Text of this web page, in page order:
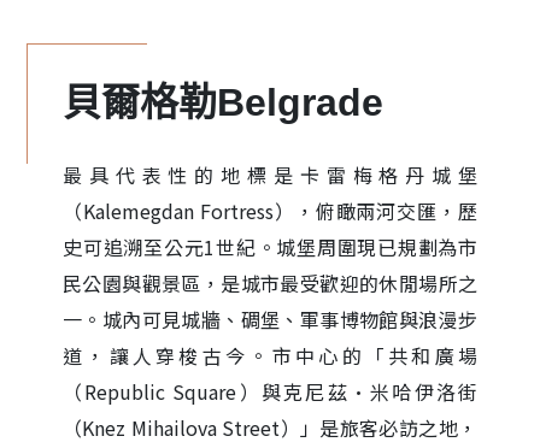
貝爾格勒Belgrade
最具代表性的地標是卡雷梅格丹城堡
（Kalemegdan Fortress），俯瞰兩河交匯，歷
史可追溯至公元1世紀。城堡周圍現已規劃為市
民公園與觀景區，是城市最受歡迎的休閒場所之
一。城內可見城牆、碉堡、軍事博物館與浪漫步
道，讓人穿梭古今。市中心的「共和廣場
（Republic Square）與克尼茲·米哈伊洛街
（Knez Mihailova Street）」是旅客必訪之地，